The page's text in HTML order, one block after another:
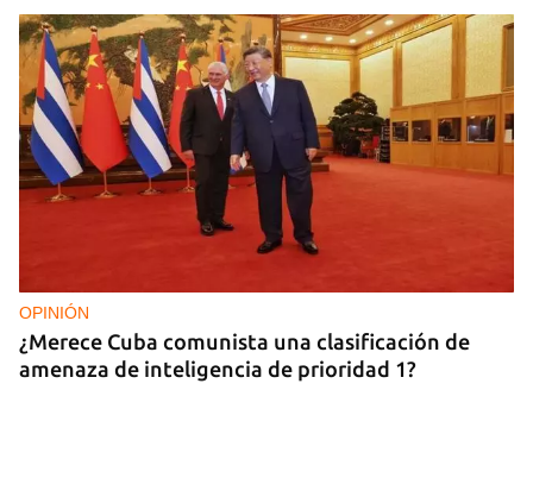
OPINIÓN
¿Merece Cuba comunista una clasificación de
amenaza de inteligencia de prioridad 1?